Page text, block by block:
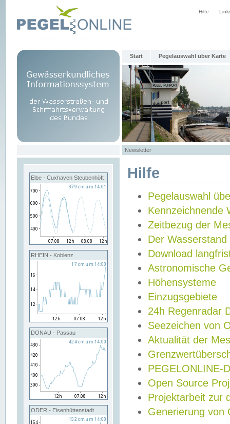
Hilfe
Start Pegelauswahl über Karte
Newsletter
Elbe - Cuxhaven Steubenhöft
RHEIN - Koblenz
DONAU - Passau
ODER - Eisenhüttenstadt
Hilfe
Pegelauswahl
Kennzeichnende
Zeitbezug der
Der Wasserstand
Download
Astronomische
Höhensysteme
Einzugsgebiete
24h Regenradar
Seezeichen von
Aktualität der
PEGELONLINE-
Open Source
Projektarbeit zur
Generierung von